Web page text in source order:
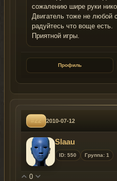
сожалению шире руки нико
Двигатель тоже не любой
радуйтесь что воще есть.
Приятной игры.
Профиль
#22 2010-07-12
Slaau
ID: 550 Группа: 1
0